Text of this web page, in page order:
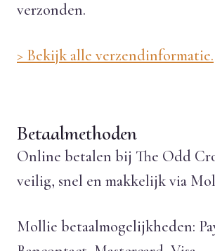
verzonden.
> Bekijk alle verzendinformatie.
Betaalmethoden
Online betalen bij The Odd
veilig, snel en makkelijk via
Mollie betaalmogelijkheden: